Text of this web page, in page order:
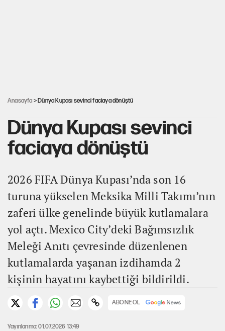
Anasayfa > Dünya Kupası sevinci faciaya dönüştü
Dünya Kupası sevinci
faciaya dönüştü
2026 FIFA Dünya Kupası’nda son 16
turuna yükselen Meksika Milli Takımı’nın
zaferi ülke genelinde büyük kutlamalara
yol açtı. Mexico City’deki Bağımsızlık
Meleği Anıtı çevresinde düzenlenen
kutlamalarda yaşanan izdihamda 2
kişinin hayatını kaybettiği bildirildi.
ABONE OL
Yayınlanma: 01.07.2026 13:49